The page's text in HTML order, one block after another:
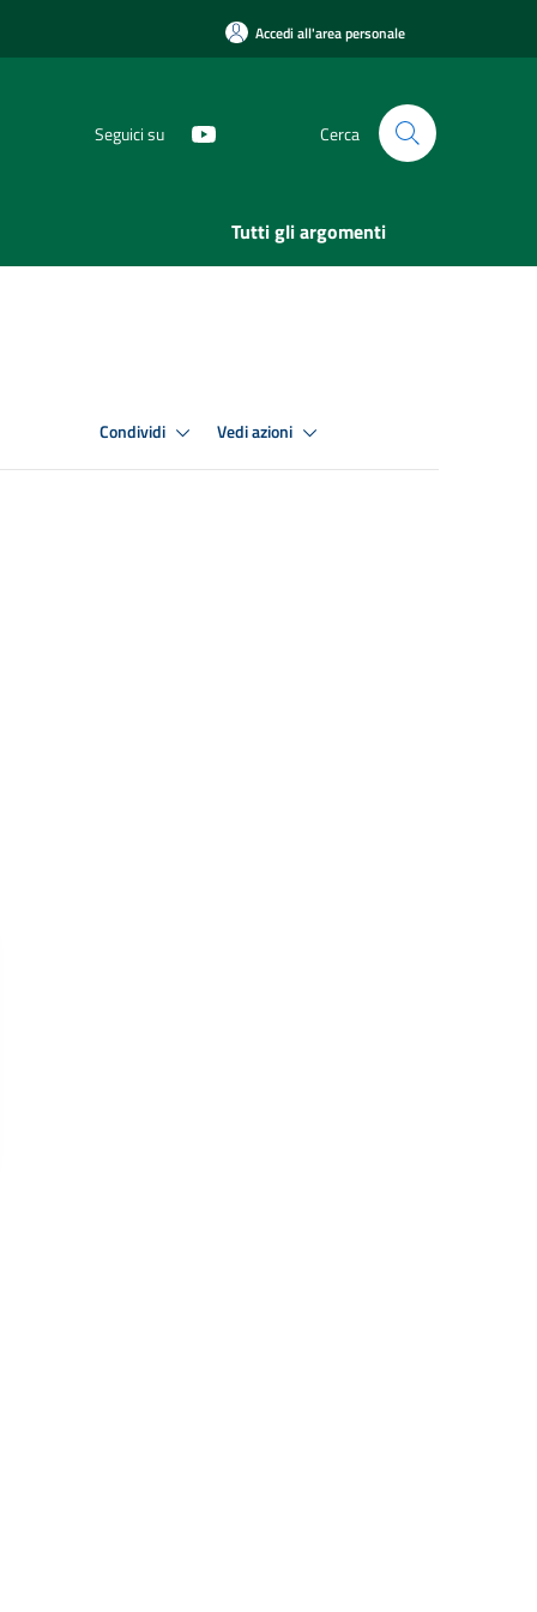
Accedi all'area personale
Seguici su Cerca
Tutti gli argomenti
Condividi Vedi azioni